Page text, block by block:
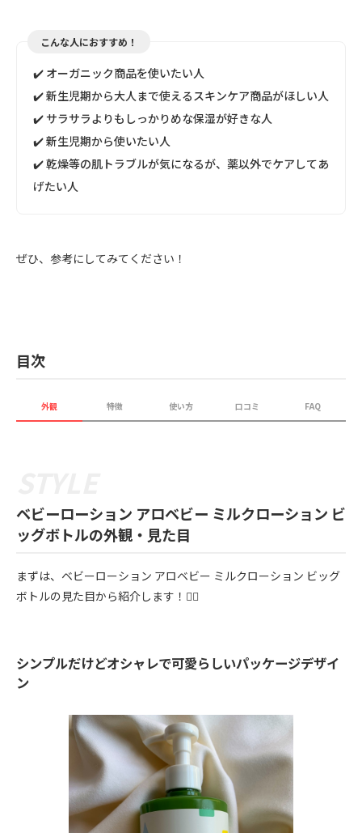
こんな人におすすめ！
✔️ オーガニック商品を使いたい人
✔️ 新生児期から大人まで使えるスキンケア商品がほしい人
✔️ サラサラよりもしっかりめな保湿が好きな人
✔️ 新生児期から使いたい人
✔️ 乾燥等の肌トラブルが気になるが、薬以外でケアしてあ
げたい人
ぜひ、参考にしてみてください！
目次
外観 特徴 使い方 口コミ FAQ
ベビーローション アロベビー ミルクローション ビ
ッグボトルの外観・見た目
まずは、ベビーローション アロベビー ミルクローション ビッグ
ボトルの見た目から紹介します！💁‍♀️
シンプルだけどオシャレで可愛らしいパッケージデザイ
ン